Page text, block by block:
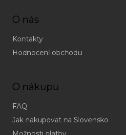
O nás
Kontakty
Hodnocení obchodu
O nákupu
FAQ
Jak nakupovat na Slovensko